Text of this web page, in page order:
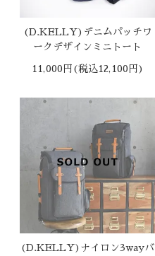
(D.KELLY)デニムパッチワ
ークデザインミニトート
11,000円(税込12,100円)
(D.KELLY)ナイロン3wayバ